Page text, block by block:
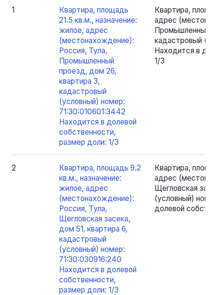
1
Квартира, площадь
21.5 кв.м., назначение:
жилое, адрес
(местонахождение):
Россия, Тула,
Промышленный
проезд, дом 26,
квартира 3,
кадастровый
(условный) номер:
71:30:010601:3442
Находится в долевой
собственности,
размер доли: 1/3
Квартира,
адрес
Промышленный
кадастровый
Находится в
1/3
2
Квартира, площадь 9.2
кв.м., назначение:
жилое, адрес
(местонахождение):
Россия, Тула,
Щегловская засека,
дом 51, квартира 6,
кадастровый
(условный) номер:
71:30:030916:240
Находится в долевой
собственности,
размер доли: 1/3
Квартира,
адрес
Щегловская
(условный)
долевой